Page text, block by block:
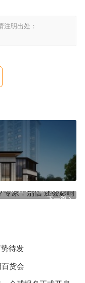
明出处：
下一篇
：别信 还会影响发育！
待发
货会